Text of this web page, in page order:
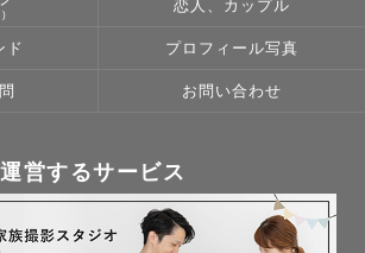
)
恋人、カップル
ド プロフィール写真
お問い合わせ
営するサービス